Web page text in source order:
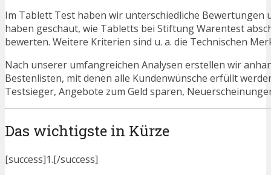
Im Tablett Test haben wir unterschiedliche Bewertungen
haben geschaut, wie Tabletts bei Stiftung Warentest
bewerten. Weitere Kriterien sind u. a. die Technischen
Nach unserer umfangreichen Analysen erstellen wir
Bestenlisten, mit denen alle Kundenwünsche erfüllt
Testsieger, Angebote zum Geld sparen,
Das wichtigste in Kürze
[success]1.[/success]